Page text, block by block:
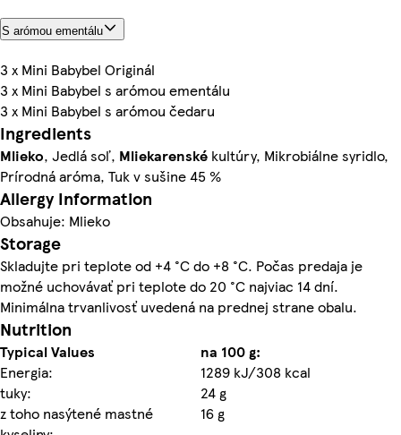
S arómou ementálu
3 x Mini Babybel Originál
3 x Mini Babybel s arómou ementálu
3 x Mini Babybel s arómou čedaru
Ingredients
Mlieko, Jedlá soľ, Mliekarenské kultúry, Mikrobiálne syridlo,
Prírodná aróma, Tuk v sušine 45 %
Allergy Information
Obsahuje: Mlieko
Storage
Skladujte pri teplote od +4 °C do +8 °C. Počas predaja je
možné uchovávať pri teplote do 20 °C najviac 14 dní.
Minimálna trvanlivosť uvedená na prednej strane obalu.
Nutrition
Typical Values
na 100 g:
Energia:
1289 kJ/308 kcal
tuky:
24 g
z toho nasýtené mastné
16 g